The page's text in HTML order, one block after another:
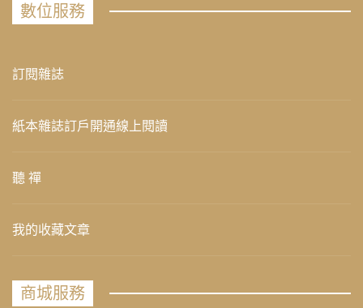
數位服務
訂閱雜誌
紙本雜誌訂戶開通線上閱讀
聽 禪
我的收藏文章
商城服務